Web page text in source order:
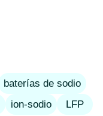
baterías de sodio
ion-sodio
LFP